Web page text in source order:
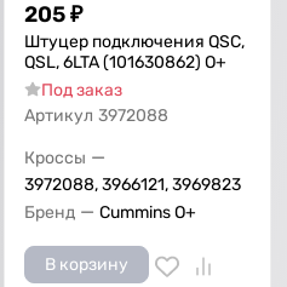
205₽
Штуцер подключения QSC,
QSL, 6LTA (101630862) О+
Под заказ
Артикул 3972088
Кроссы —
3972088, 3966121, 3969823
Бренд — Cummins O+
В корзину